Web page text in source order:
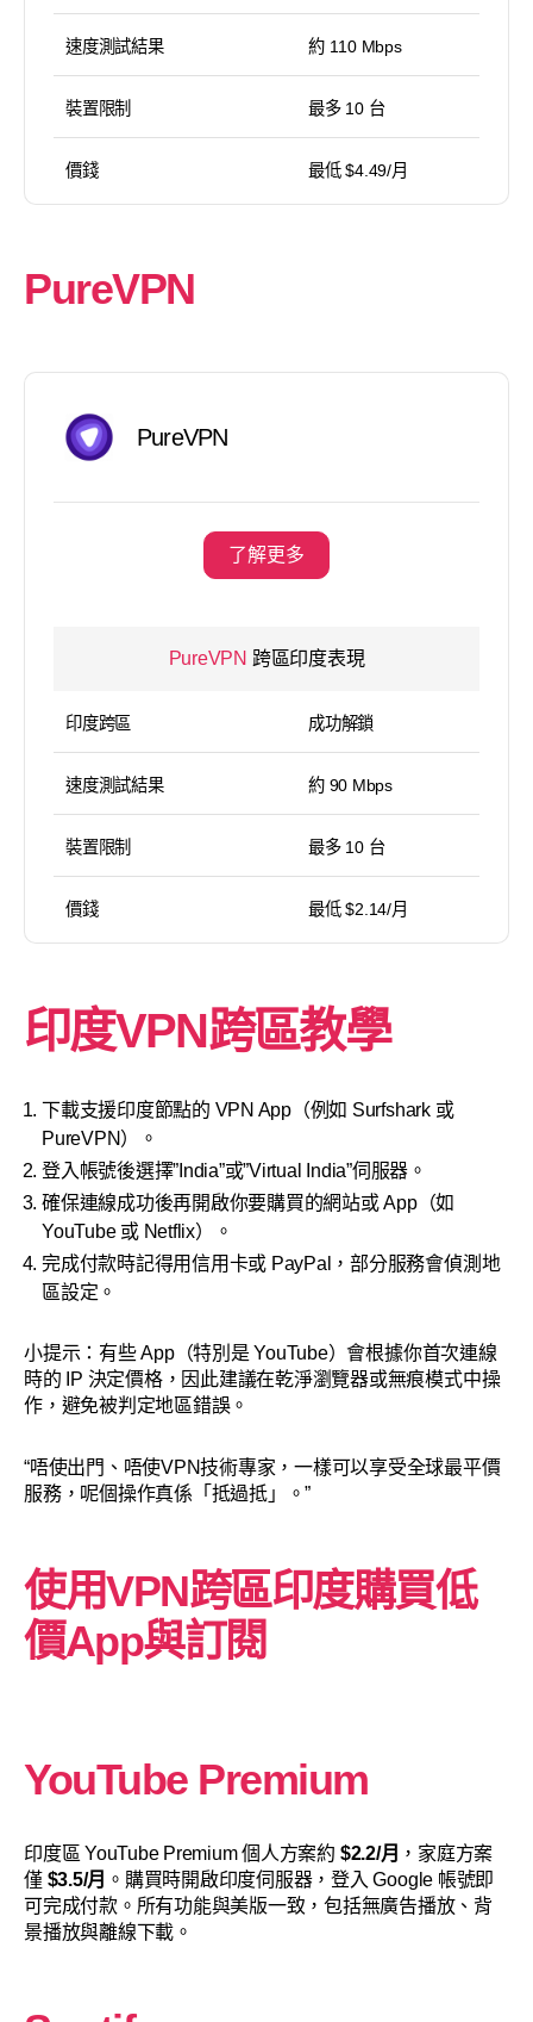
速度測試結果 約 110 Mbps
裝置限制 最多 10 台
價錢 最低 $4.49/月
PureVPN
PureVPN
了解更多
PureVPN 跨區印度表現
印度跨區 成功解鎖
速度測試結果 約 90 Mbps
裝置限制 最多 10 台
價錢 最低 $2.14/月
印度VPN跨區教學
下載支援印度節點的 VPN App（例如 Surfshark 或
PureVPN）。
登入帳號後選擇”India”或”Virtual India”伺服器。
確保連線成功後再開啟你要購買的網站或 App（如
YouTube 或 Netflix）。
完成付款時記得用信用卡或 PayPal，部分服務會偵測地
區設定。
小提示：有些 App（特別是 YouTube）會根據你首次連線
時的 IP 決定價格，因此建議在乾淨瀏覽器或無痕模式中操
作，避免被判定地區錯誤。
“唔使出門、唔使VPN技術專家，一樣可以享受全球最平價
服務，呢個操作真係「抵過抵」。”
使用VPN跨區印度購買低
價App與訂閱
YouTube Premium
印度區 YouTube Premium 個人方案約 $2.2/月 ，家庭方案
僅 $3.5/月 。購買時開啟印度伺服器，登入 Google 帳號即
可完成付款。所有功能與美版一致，包括無廣告播放、背
景播放與離線下載。